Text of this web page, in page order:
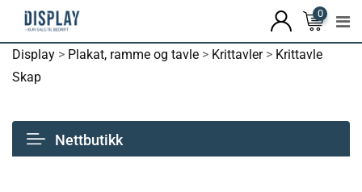
0
Display > Plakat, ramme og tavle > Krittavler> Krittavle
Skap
Nettbutikk